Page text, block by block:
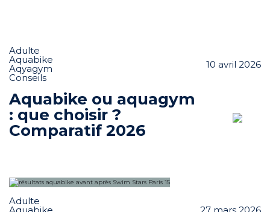
Adulte
Aquabike
Aqyagym
Conseils
10 avril 2026
Aquabike ou aquagym
: que choisir ?
Comparatif 2026
Adulte